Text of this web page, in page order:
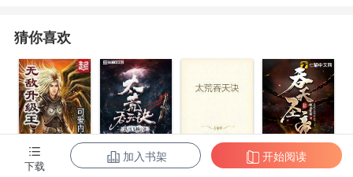
流川枫也在海南，因为主角名字叫高头健次郎。 健次
郎：作者快跑啊，我快压不住井上的棺材了。 敲键盘
声某黑化作者：就快好了，顶住。
猜你喜欢
无敌升级王
柳无邪和徐凌
太荒吞天诀
吞天圣帝
下载
加入书架 开始阅读